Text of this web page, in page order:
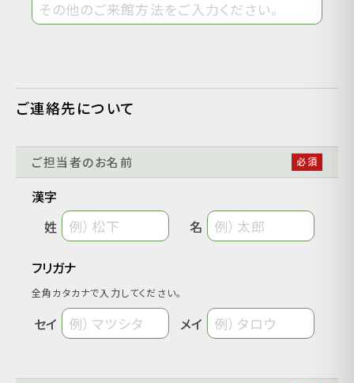
ご連絡先について
ご担当者のお名前
漢字
姓
名
フリガナ
全角カタカナで入力してください。
セイ メイ